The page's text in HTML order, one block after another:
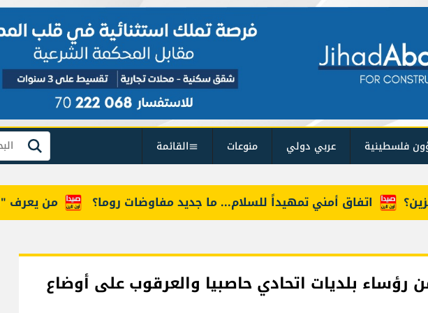
فلسطينية عربي دولي منوعات القائمة بحث
من يعرف "أمل"؟ اتفاق أمني تمهيداً للسلام... ما جديد مفاوضات روما؟
رؤساء بلديات اتحادي حاصبيا والعرقوب على أوضاع